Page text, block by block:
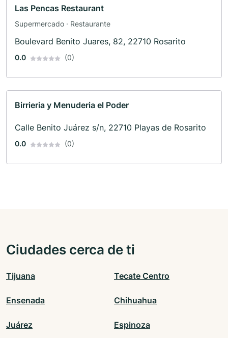
Las Pencas Restaurant
Supermercado · Restaurante
Boulevard Benito Juares, 82, 22710 Rosarito
0.0 (0)
Birrieria y Menuderia el Poder
Calle Benito Juárez s/n, 22710 Playas de Rosarito
0.0 (0)
Ciudades cerca de ti
Tijuana Tecate Centro
Ensenada Chihuahua
Juárez Espinoza